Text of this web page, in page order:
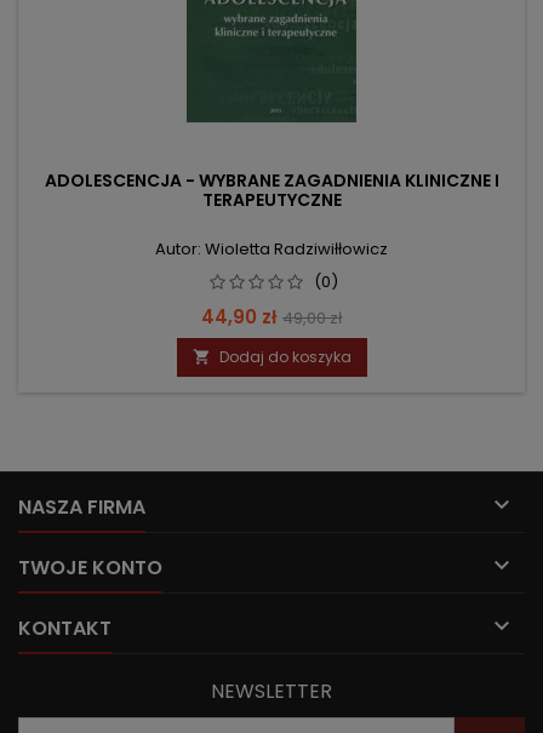
ADOLESCENCJA - WYBRANE ZAGADNIENIA KLINICZNE I
TERAPEUTYCZNE
Autor: Wioletta Radziwiłłowicz
(0)
Cena
44,90 zł Cena
podstawowa
49,00 zł
 Dodaj do koszyka
NASZA FIRMA 
TWOJE KONTO 
KONTAKT 
NEWSLETTER